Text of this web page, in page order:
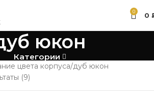
0 0
юкон
Категории
цвета корпуса дуб юкон
(9)